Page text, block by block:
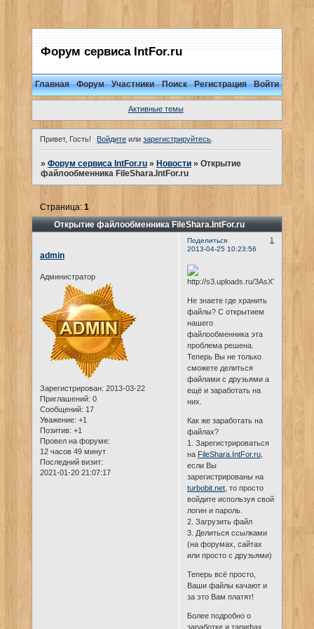
Форум сервиса IntFor.ru
Главная Форум Участники Поиск Регистрация Войти
Активные темы
Привет, Гость! Войдите илизарегистрируйтесь.
» Форум сервиса IntFor.ru » Новости » Открытие
файлообменника FileShara.IntFor.ru
Открытие файлообменника FileShara.IntFor.ru
Страница: 1
Поделиться
1
2013-04-25 10:23:56
admin
Администратор
Зарегистрирован: 2013-03-22
Приглашений: 0
Сообщений: 17
Уважение: +1
Позитив: +1
Провел на форуме:
12 часов 49 минут
Последний визит:
2021-01-20 21:07:17
Не знаете где хранить
файлы? С открытием
нашего
файлообменника эта
проблема решена.
Теперь Вы не только
сможете делиться
файлами с друзьями а
ещё и заработать на
них.
Как же заработать на
файлах?
1. Зарегистрироваться
на FileShara.IntFor.ru,
если Вы
зарегистрированы на
turbobit.net, то просто
войдите используя свой
логин и пароль.
2. Загрузить файл
3. Делиться ссылками
(на форумах, сайтах
или просто с друзьями)
Теперь всё просто,
Ваши файлы качают и
за это Вам платят!
Более подробно о
заработке и тарифах